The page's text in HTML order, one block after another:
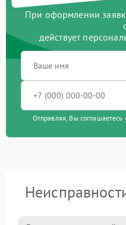
При оформлении
действует
Отправляя, Вы соглашаетесь